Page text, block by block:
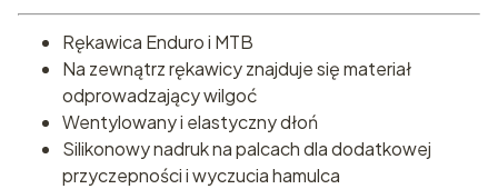
Rękawica Enduro i MTB
Na zewnątrz rękawicy znajduje się materiał
odprowadzający wilgoć
Wentylowany i elastyczny dłoń
Silikonowy nadruk na palcach dla dodatkowej
przyczepności i wyczucia hamulca